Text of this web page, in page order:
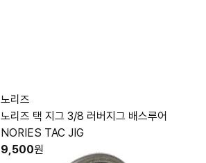
노리즈
노리즈 택 지그 3/8 러버지그 배스루어
NORIES TAC JIG
9,500원